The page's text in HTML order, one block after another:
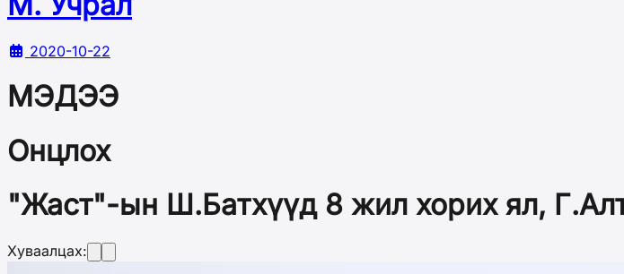
2020-10-22
МЭДЭЭ
Онцлох
"Жаст"-ын Ш.Батхүүд 8 жил хорих ял,
Хуваалцах: